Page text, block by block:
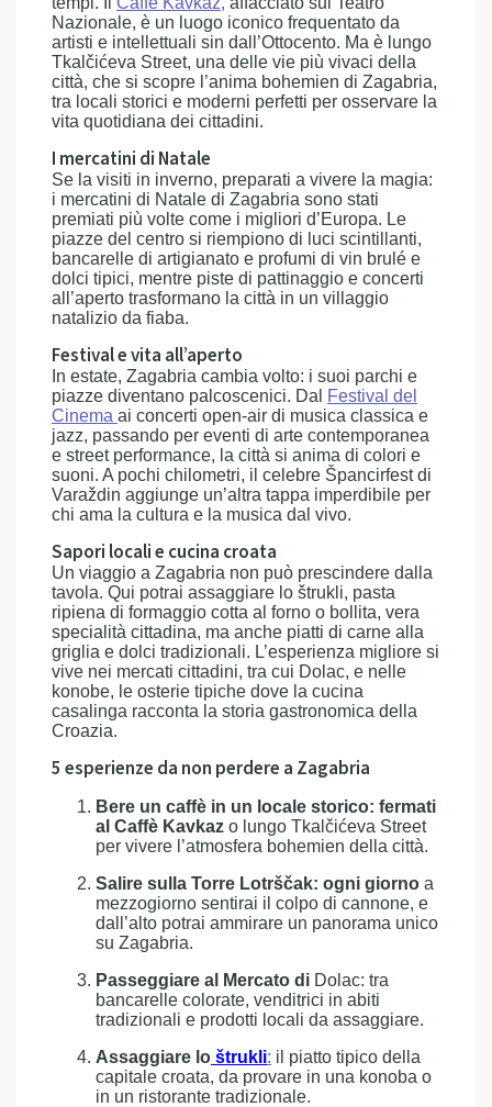
Nazionale, è un luogo iconico frequentato da
artisti e intellettuali sin dall’Ottocento. Ma è lungo
Tkalčićeva Street, una delle vie più vivaci della
città, che si scopre l’anima bohemien di Zagabria,
tra locali storici e moderni perfetti per osservare la
vita quotidiana dei cittadini.
I mercatini di Natale
Se la visiti in inverno, preparati a vivere la magia:
i mercatini di Natale di Zagabria sono stati
premiati più volte come i migliori d’Europa. Le
piazze del centro si riempiono di luci scintillanti,
bancarelle di artigianato e profumi di vin brulé e
dolci tipici, mentre piste di pattinaggio e concerti
all’aperto trasformano la città in un villaggio
natalizio da fiaba.
Festival e vita all’aperto
In estate, Zagabria cambia volto: i suoi parchi e
piazze diventano palcoscenici. Dal
Festival del
Cinema ai concerti open-air di musica classica e
jazz, passando per eventi di arte contemporanea
e street performance, la città si anima di colori e
suoni. A pochi chilometri, il celebre Špancirfest di
Varaždin aggiunge un’altra tappa imperdibile per
chi ama la cultura e la musica dal vivo.
Sapori locali e cucina croata
Un viaggio a Zagabria non può prescindere dalla
tavola. Qui potrai assaggiare lo štrukli, pasta
ripiena di formaggio cotta al forno o bollita, vera
specialità cittadina, ma anche piatti di carne alla
griglia e dolci tradizionali. L’esperienza migliore si
vive nei mercati cittadini, tra cui Dolac, e nelle
konobe, le osterie tipiche dove la cucina
casalinga racconta la storia gastronomica della
Croazia.
5 esperienze da non perdere a Zagabria
Bere un caffè in un locale storico: fermati
al Caffè Kavkaz o lungo Tkalčićeva Street
per vivere l’atmosfera bohemien della città.
Salire sulla Torre Lotrščak: ogni giorno a
mezzogiorno sentirai il colpo di cannone, e
dall’alto potrai ammirare un panorama unico
su Zagabria.
Passeggiare al Mercato di Dolac: tra
bancarelle colorate, venditrici in abiti
tradizionali e prodotti locali da assaggiare.
Assaggiare lo štrukli: il piatto tipico della
capitale croata, da provare in una konoba o
in un ristorante tradizionale.